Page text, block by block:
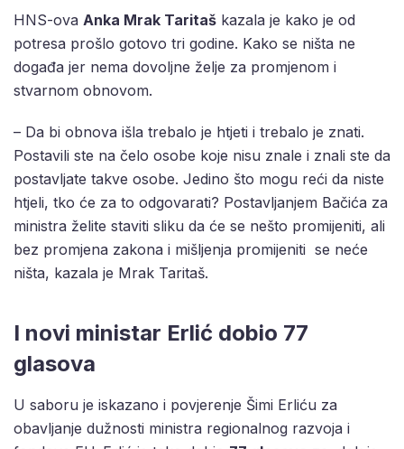
HNS-ova Anka Mrak Taritaš kazala je kako je od
potresa prošlo gotovo tri godine. Kako se ništa ne
događa jer nema dovoljne želje za promjenom i
stvarnom obnovom.
– Da bi obnova išla trebalo je htjeti i trebalo je znati.
Postavili ste na čelo osobe koje nisu znale i znali ste da
postavljate takve osobe. Jedino što mogu reći da niste
htjeli, tko će za to odgovarati? Postavljanjem Bačića za
ministra želite staviti sliku da će se nešto promijeniti, ali
bez promjena zakona i mišljenja promijeniti se neće
ništa, kazala je Mrak Taritaš.
I novi ministar Erlić dobio 77
glasova
U saboru je iskazano i povjerenje Šimi Erliću za
obavljanje dužnosti ministra regionalnog razvoja i